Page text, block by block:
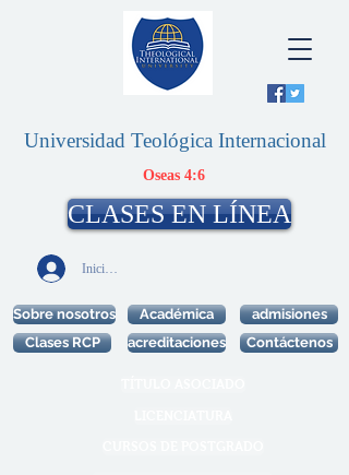
Universidad Teológica Internacional
Oseas 4:6
Iniciar sesión
CLASES EN LÍNEA
Sobre nosotros
Clases RCP
Académica
acreditaciones
admisiones
Contáctenos